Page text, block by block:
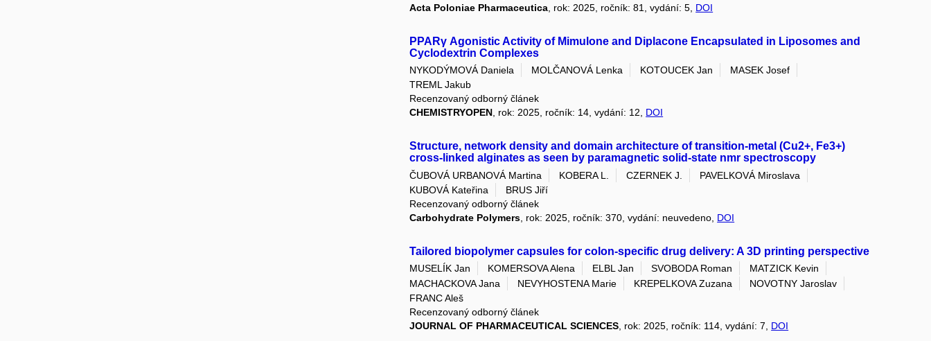
Acta Poloniae Pharmaceutica , rok: 2025, ročník: 81, vydání: 5, DOI
PPARγ Agonistic Activity of Mimulone and Diplacone Encapsulated in Liposomes and
Cyclodextrin Complexes
NYKODÝMOVÁ Daniela MOLČANOVÁ Lenka KOTOUCEK Jan
MASEK Josef
TREML Jakub
Recenzovaný odborný článek
CHEMISTRYOPEN, rok: 2025, ročník: 14, vydání: 12, DOI
Structure, network density and domain architecture of transition-metal (Cu2+, Fe3+)
cross-linked alginates as seen by paramagnetic solid-state nmr spectroscopy
ČUBOVÁ URBANOVÁ Martina KOBERA L. CZERNEK J.
PAVELKOVÁ Miroslava
KUBOVÁ Kateřina
BRUS Jiří
Recenzovaný odborný článek
Carbohydrate Polymers , rok: 2025, ročník: 370, vydání: neuvedeno, DOI
Tailored biopolymer capsules for colon-specific drug delivery: A 3D printing perspective
MUSELÍK Jan KOMERSOVA Alena ELBL Jan SVOBODA Roman
MATZICK Kevin
MACHACKOVA Jana
NEVYHOSTENA Marie KREPELKOVA Zuzana
NOVOTNY Jaroslav
FRANC Aleš
Recenzovaný odborný článek
JOURNAL OF PHARMACEUTICAL SCIENCES , rok: 2025, ročník: 114, vydání: 7, DOI